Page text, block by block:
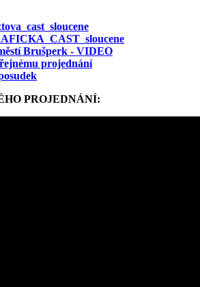
Brušperk - VIDEO
projednání
PROJEDNÁNÍ: